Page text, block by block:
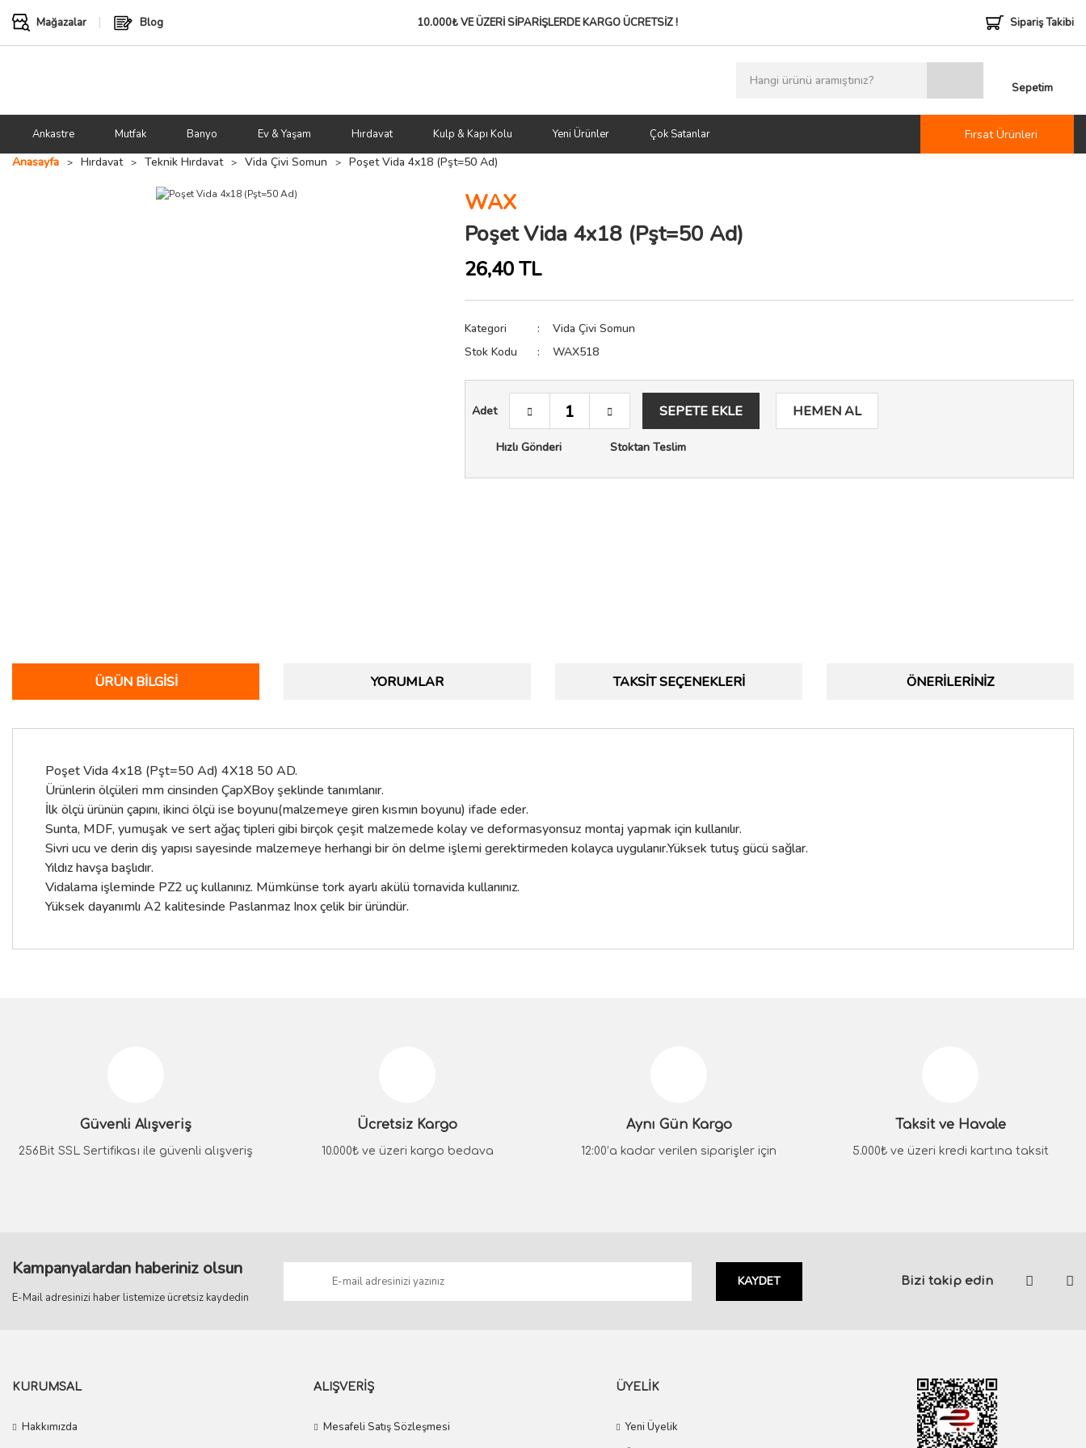
Mağazalar Blog 10.000₺ VE ÜZERİ SİPARİŞLERDEKARGO ÜCRETSİZ ! Sipariş Takibi
Sepetim
Ankastre Mutfak Banyo Ev & Yaşam Hırdavat Kulp & Kapı Kolu Yeni Ürünler Çok Satanlar
Fırsat Ürünleri
Anasayfa
Hırdavat Teknik Hırdavat Vida Çivi Somun Poşet Vida 4x18 (Pşt=50 Ad)
WAX
Poşet Vida 4x18 (Pşt=50 Ad)
26,40 TL
Kategori
Vida Çivi Somun
Stok Kodu
WAX518
Adet SEPETE EKLE HEMEN AL
Hızlı Gönderi Stoktan Teslim
ÜRÜN BILGISI YORUMLAR TAKSIT SEÇENEKLERI ÖNERILERINIZ
Poşet Vida 4x18 (Pşt=50 Ad) 4X18 50 AD.
Ürünlerin ölçüleri mm cinsinden ÇapXBoy şeklinde tanımlanır.
İlk ölçü ürünün çapını, ikinci ölçü ise boyunu(malzemeye giren kısmın boyunu) ifade eder.
Sunta, MDF, yumuşak ve sert ağaç tipleri gibi birçok çeşit malzemede kolay ve deformasyonsuz montaj yapmak için kullanılır.
Sivri ucu ve derin diş yapısı sayesinde malzemeye herhangi bir ön delme işlemi gerektirmeden kolayca uygulanır.Yüksek tutuş gücü sağlar.
Yıldız havşa başlıdır.
Vidalama işleminde PZ2 uç kullanınız. Mümkünse tork ayarlı akülü tornavida kullanınız.
Yüksek dayanımlı A2 kalitesinde Paslanmaz Inox çelik bir üründür.
Ürün bilgilerinde hatalar bulunuyor.
Ürün fiyatı diğer sitelerden daha pahalı.
Güvenli Alışveriş
256Bit SSL Sertifikası ile güvenli alışveriş
Ücretsiz Kargo
10.000₺ ve üzeri kargo bedava
Aynı Gün Kargo
12:00’a kadar verilen siparişler için
Taksit ve Havale
5.000₺ ve üzeri kredi kartına taksit
Kampanyalardan haberiniz olsun
E-Mail adresinizi haber listemize ücretsiz kaydedin
KAYDET Bizi takip edin
KURUMSAL
Hakkımızda
ALIŞVERİŞ
Mesafeli Satış Sözleşmesi
ÜYELİK
Yeni Üyelik